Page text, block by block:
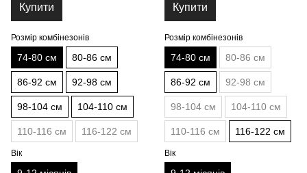
Купити
Розмір комбінезонів
74-80 см 80-86 см
86-92 см 92-98 см
98-104 см 104-110 см
110-116 см 116-122 см
Вік
Купити
Розмір комбінезонів
74-80 см 80-86 см
86-92 см 92-98 см
98-104 см 104-110 см
110-116 см 116-122 см
Вік